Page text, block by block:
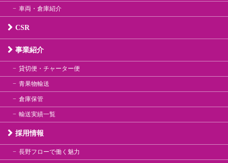
車両・倉庫紹介
CSR
事業紹介
貸切便・チャーター便
青果物輸送
倉庫保管
輸送実績一覧
採用情報
長野フローで働く魅力